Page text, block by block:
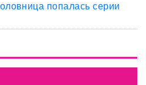
попалась серии